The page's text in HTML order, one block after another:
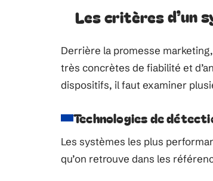
Les critères d’un
Derrière la promesse
très concrètes de fiabilité et
dispositifs, il faut examiner
Technologies de
Les systèmes les plus
qu’on retrouve dans les